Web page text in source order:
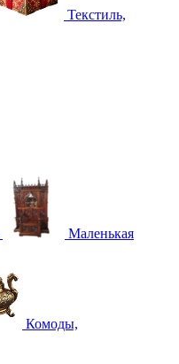
Текстиль,
Маленькая
Комоды,